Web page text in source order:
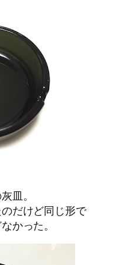
皿。
だけど同じ形で
かった。